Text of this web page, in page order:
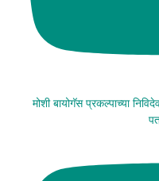
मोशी बायोगॅस प्रकल्पाच्या